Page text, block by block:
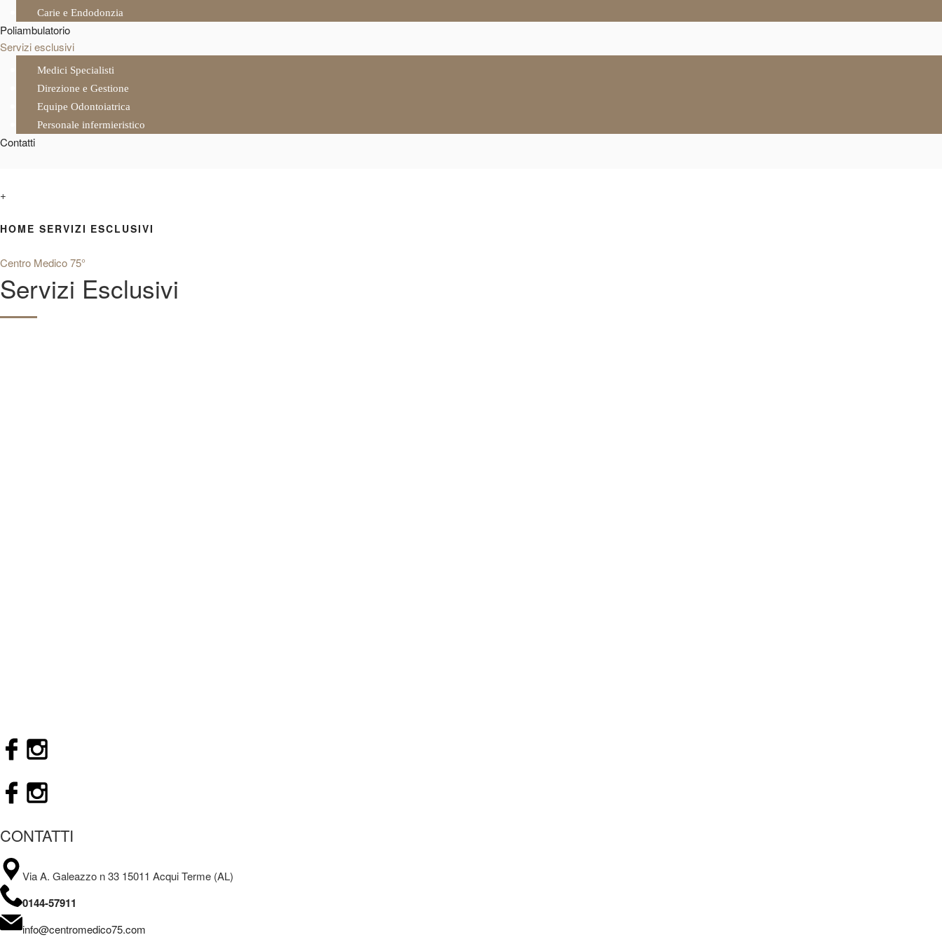
Carie e Endodonzia
Poliambulatorio
Servizi esclusivi
Medici Specialisti
Direzione e Gestione
Equipe Odontoiatrica
Personale infermieristico
Contatti
+
HOME SERVIZI ESCLUSIVI
Centro Medico 75°
Servizi Esclusivi
CONTATTI
Via A. Galeazzo n 33 15011 Acqui Terme (AL)
0144-57911
info@centromedico75.com